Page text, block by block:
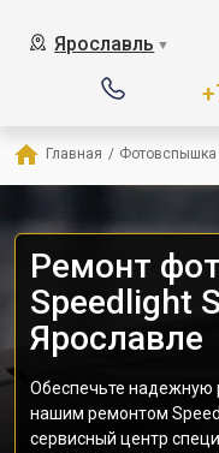
Ярославль ▼
Главная / Фотовспышка
Ремонт
Speedlight
Ярославле
Обеспечьте надежную
нашим ремонтом
сервисный центр